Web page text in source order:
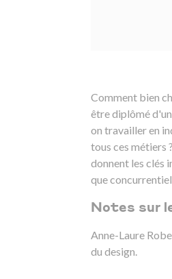
Comment bien
être diplômé
on travailler en
tous ces métiers
donnent les clés
que
Notes sur
Anne-Laure
du design.